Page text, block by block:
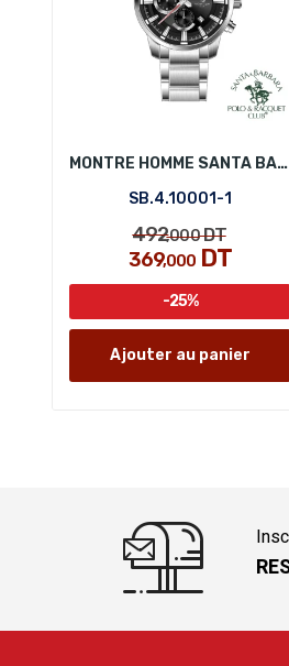
MONTRE HOMME SANTA BARBARA POLO SB.4.10001-1
SB.4.10001-1
492,000DT
369,000 DT
-25%
Ajouter au panier